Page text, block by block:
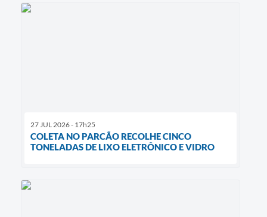
27 JUL 2026 - 17h25
COLETA NO PARCÃO RECOLHE CINCO
TONELADAS DE LIXO ELETRÔNICO E VIDRO